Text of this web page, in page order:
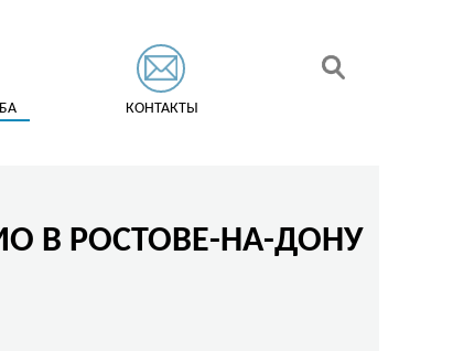
КОНТАКТЫ
В РОСТОВЕ-НА-ДОНУ